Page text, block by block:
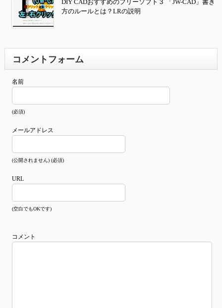
DIY CADおすすめのフリーソフト３ 「JW-CAD」書き
方のルールとは？LRの説明
コメントフォーム
名前
(必須)
メールアドレス
(公開されません) (必須)
URL
(空白でもOKです)
コメント